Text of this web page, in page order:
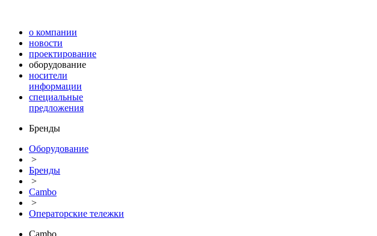
о компании
новости
проектирование
оборудование
носители
информации
специальные
предложения
Бренды
Оборудование
>
Бренды
>
Cambo
>
Операторские тележки
Cambo